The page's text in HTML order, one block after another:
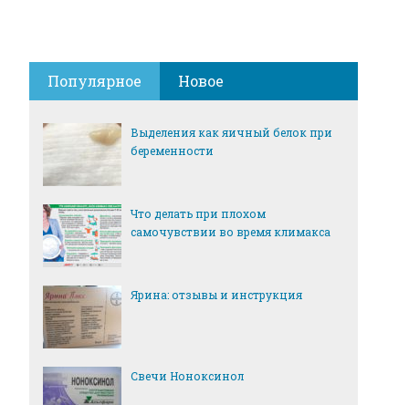
Популярное Новое
Выделения как яичный белок при
беременности
Что делать при плохом
самочувствии во время климакса
Ярина: отзывы и инструкция
Свечи Ноноксинол